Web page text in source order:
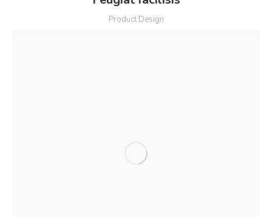
Product Design